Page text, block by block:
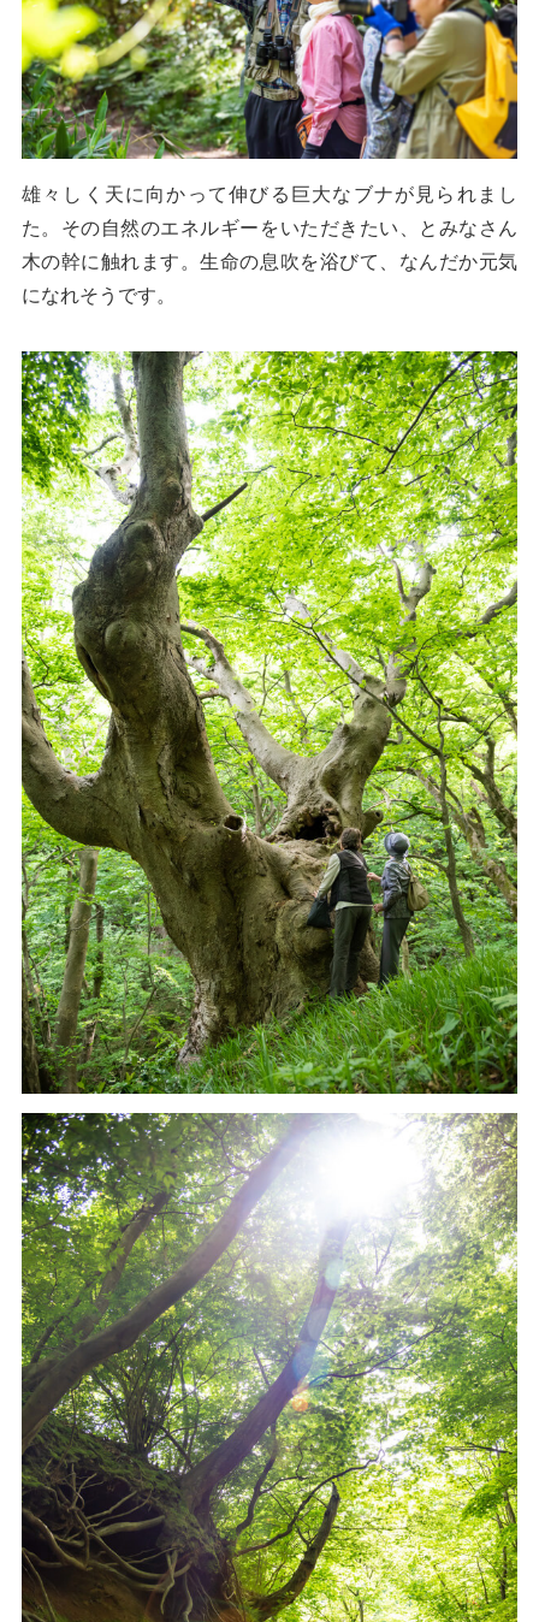
雄々しく天に向かって伸びる巨大なブナが見られまし
た。その自然のエネルギーをいただきたい、とみなさん
木の幹に触れます。生命の息吹を浴びて、なんだか元気
になれそうです。